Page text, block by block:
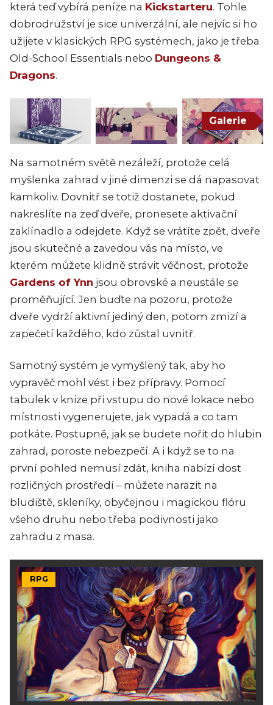
která teď vybírá peníze na Kickstarteru. Tohle
dobrodružství je sice univerzální, ale nejvíc si ho
užijete v klasických RPG systémech, jako je třeba
Old-School Essentials nebo Dungeons &
Dragons.
Galerie
Na samotném světě nezáleží, protože celá
myšlenka zahrad v jiné dimenzi se dá napasovat
kamkoliv. Dovnitř se totiž dostanete, pokud
nakreslíte na zeď dveře, pronesete aktivační
zaklínadlo a odejdete. Když se vrátíte zpět, dveře
jsou skutečné a zavedou vás na místo, ve
kterém můžete klidně strávit věčnost, protože
Gardens of Ynn jsou obrovské a neustále se
proměňující. Jen buďte na pozoru, protože
dveře vydrží aktivní jediný den, potom zmizí a
zapečetí každého, kdo zůstal uvnitř.
Samotný systém je vymyšlený tak, aby ho
vypravěč mohl vést i bez přípravy. Pomocí
tabulek v knize při vstupu do nové lokace nebo
místnosti vygenerujete, jak vypadá a co tam
potkáte. Postupně, jak se budete nořit do hlubin
zahrad, poroste nebezpečí. A i když se to na
první pohled nemusí zdát, kniha nabízí dost
rozličných prostředí – můžete narazit na
bludiště, skleníky, obyčejnou i magickou flóru
všeho druhu nebo třeba podivnosti jako
zahradu z masa.
RPG